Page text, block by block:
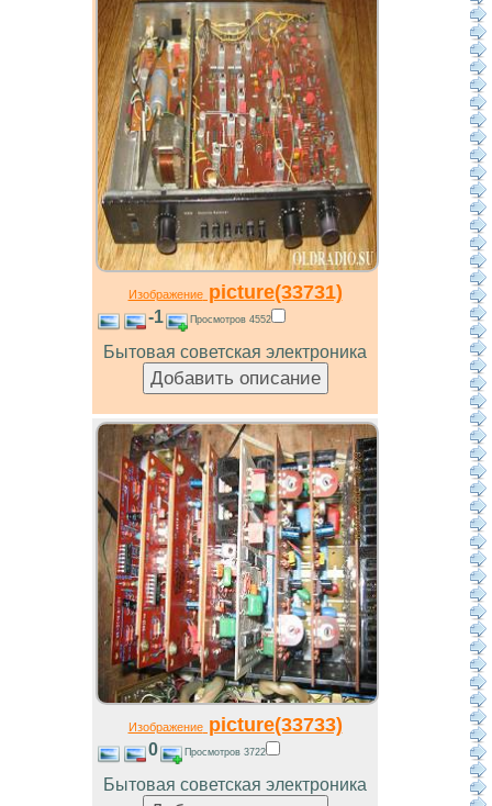
Изображениеpicture(33731)
-1 Просмотров 4552
Бытовая советская электроника
Изображениеpicture(33733)
0 Просмотров 3722
Бытовая советская электроника